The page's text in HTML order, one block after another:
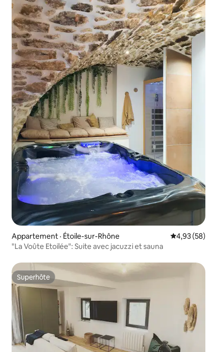
Appartement · Étoile-sur-Rhône Note
4,93 (58)
"La Voûte Etoilée": Suite avec jacuzzi et sauna
Superhôte
Superhôte